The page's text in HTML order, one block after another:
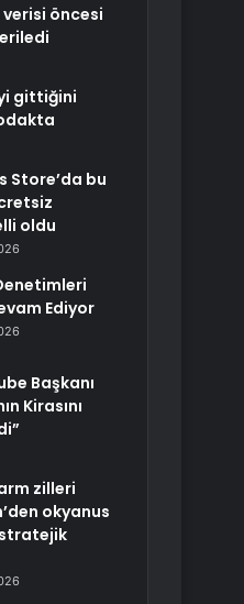
öncesi
gittiğini
Store’da bu
oldu
Ediyor
Başkanı
Kirasını
zilleri
okyanus